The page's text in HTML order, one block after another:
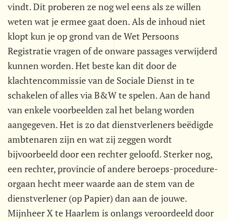
vindt. Dit proberen ze nog wel eens als ze willen
weten wat je ermee gaat doen. Als de inhoud niet
klopt kun je op grond van de Wet Persoons
Registratie vragen of de onware passages verwijderd
kunnen worden. Het beste kan dit door de
klachtencommissie van de Sociale Dienst in te
schakelen of alles via B&W te spelen. Aan de hand
van enkele voorbeelden zal het belang worden
aangegeven. Het is zo dat dienstverleners beëdigde
ambtenaren zijn en wat zij zeggen wordt
bijvoorbeeld door een rechter geloofd. Sterker nog,
een rechter, provincie of andere beroeps-procedure-
orgaan hecht meer waarde aan de stem van de
dienstverlener (op Papier) dan aan de jouwe.
Mijnheer X te Haarlem is onlangs veroordeeld door